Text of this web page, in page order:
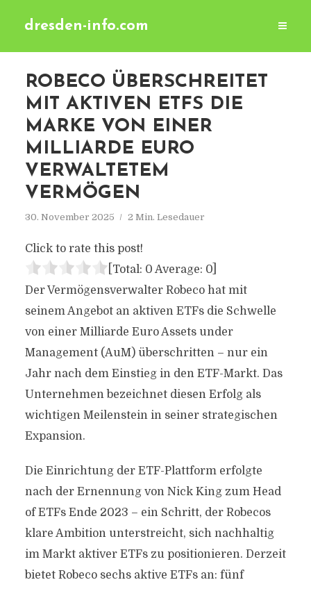
dresden-info.com
ROBECO ÜBERSCHREITET
MIT AKTIVEN ETFS DIE
MARKE VON EINER
MILLIARDE EURO
VERWALTETEM
VERMÖGEN
30. November 2025 2 Min. Lesedauer
Click to rate this post!
[Total: 0 Average: 0]
Der Vermögensverwalter Robeco hat mit
seinem Angebot an aktiven ETFs die Schwelle
von einer Milliarde Euro Assets under
Management (AuM) überschritten – nur ein
Jahr nach dem Einstieg in den ETF-Markt. Das
Unternehmen bezeichnet diesen Erfolg als
wichtigen Meilenstein in seiner strategischen
Expansion.
Die Einrichtung der ETF-Plattform erfolgte
nach der Ernennung von Nick King zum Head
of ETFs Ende 2023 – ein Schritt, der Robecos
klare Ambition unterstreicht, sich nachhaltig
im Markt aktiver ETFs zu positionieren. Derzeit
bietet Robeco sechs aktive ETFs an: fünf